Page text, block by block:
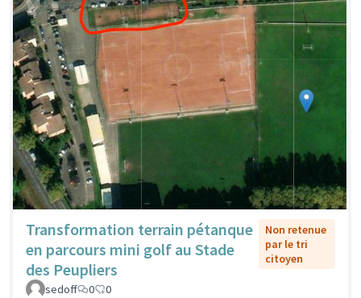
Transformation terrain pétanque
en parcours mini golf au Stade
des Peupliers
Non retenue
par le tri
citoyen
sedoff 0 0